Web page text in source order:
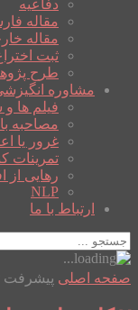
دفاعیه
مقاله
مقاله
ثبت
طرح
مشاوره
فیلم ها
مصاحبه
غرور یا
تمرینات
رهایی از
NLP
ارتباط با ما
صفحه اصلی پیشرفت